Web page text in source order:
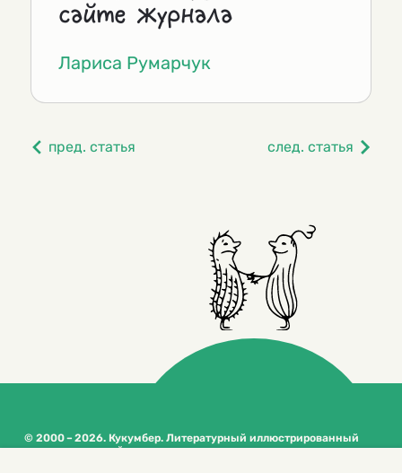
сайте журнала
Лариса Румарчук
пред. статья след. статья
© 2000 – 2026. Кукумбер. Литературный иллюстрированный
журнал для детей